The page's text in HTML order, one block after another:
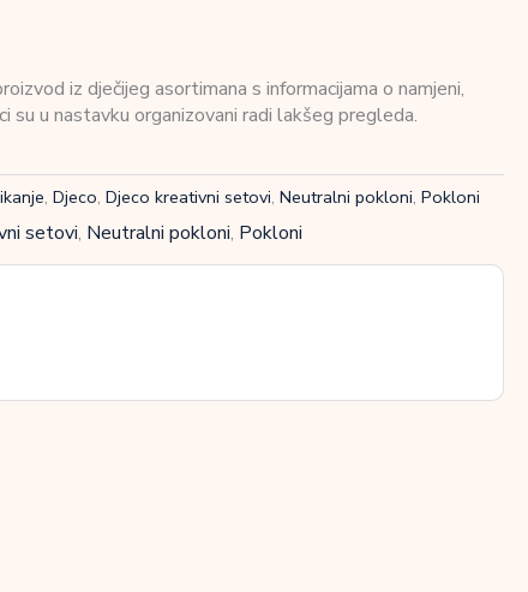
iz dječijeg asortimana s informacijama o namjeni,
su u nastavku organizovani radi lakšeg pregleda.
, Djeco, Djeco kreativni setovi, Neutralni pokloni, Pokloni
setovi, Neutralni pokloni, Pokloni